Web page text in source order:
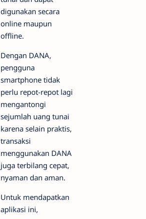
digunakan secara
online maupun
offline.
Dengan DANA,
pengguna
smartphone tidak
perlu repot-repot lagi
mengantongi
sejumlah uang tunai
karena selain praktis,
transaksi
menggunakan DANA
juga terbilang cepat,
nyaman dan aman.
Untuk mendapatkan
aplikasi ini,